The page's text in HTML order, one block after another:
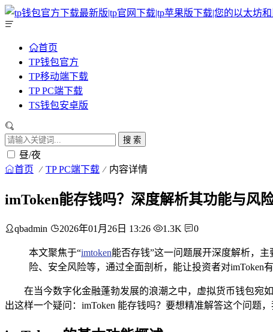
首页
TP钱包官方
TP移动端下载
TP PC端下载
TS钱包安卓版
搜 索
昼/夜
首页 TP PC端下载 内容详情
imToken能存钱吗？深度解析其功能与风
qbadmin 2026年01月26日 13:26 1.3K 0
本文聚焦于“imtoken能否存钱”这一问题展开深度解析，
险、安全风险等，通过全面剖析，能让投资者对imToken
在当今数字化金融蓬勃发展的浪潮之中，虚拟货币钱包宛
出这样一个疑问：imToken 能存钱吗？要想精准解答这个问题